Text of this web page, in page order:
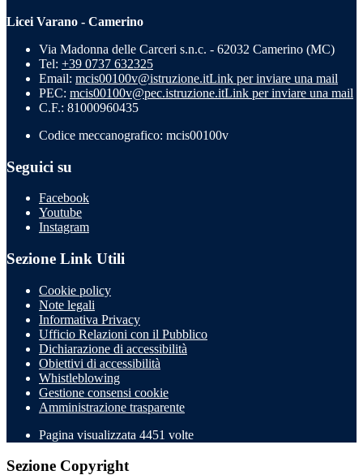
Licei Varano - Camerino
Via Madonna delle Carceri s.n.c. - 62032 Camerino (MC)
Tel: +39 0737 632325
Email: mcis00100v@istruzione.itLink per inviare una mail
PEC: mcis00100v@pec.istruzione.itLink per inviare una mail
C.F.: 81000960435
Codice meccanografico: mcis00100v
Seguici su
Facebook
Youtube
Instagram
Sezione Link Utili
Cookie policy
Note legali
Informativa Privacy
Ufficio Relazioni con il Pubblico
Dichiarazione di accessibilità
Obiettivi di accessibilità
Whistleblowing
Gestione consensi cookie
Amministrazione trasparente
Pagina visualizzata 4451 volte
Sezione Copyright